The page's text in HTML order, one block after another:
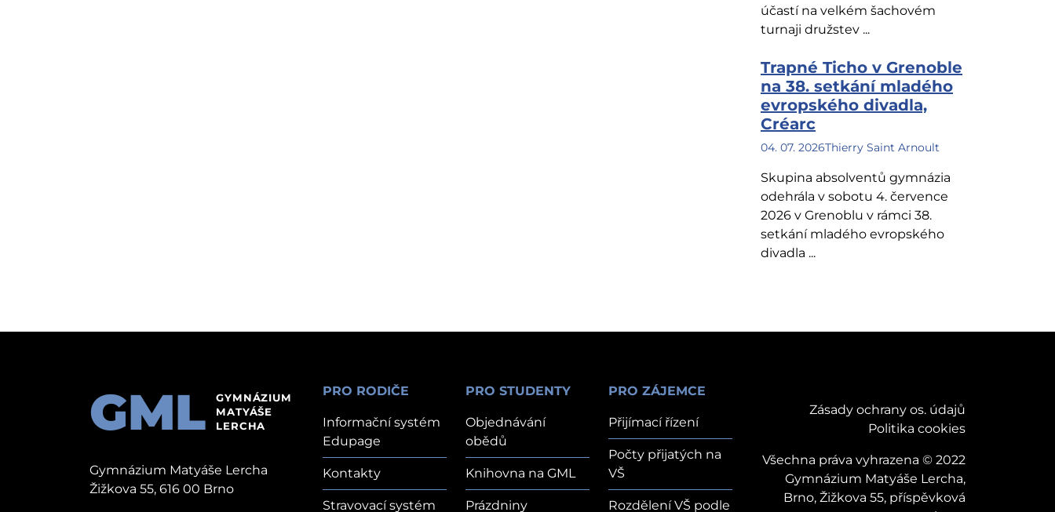
účastí na velkém šachovém
turnaji družstev ...
Trapné Ticho v Grenoble
na 38. setkání mladého
evropského divadla,
Créarc
04. 07. 2026Thierry Saint Arnoult
Skupina absolventů gymnázia
odehrála v sobotu 4. července
2026 v Grenoblu v rámci 38.
setkání mladého evropského
divadla ...
GML
GYMNÁZIUM
MATYÁŠE
LERCHA
Gymnázium Matyáše Lercha
Žižkova 55, 616 00 Brno
PRO RODIČE
Informační systém
Edupage
Kontakty
Stravovací systém
PRO STUDENTY
Objednávání
obědů
Knihovna na GML
Prázdniny
PRO ZÁJEMCE
Přijímací řízení
Počty přijatých na
VŠ
Rozdělení VŠ podle
Zásady ochrany os. údajů
Politika cookies
Všechna práva vyhrazena © 2022
Gymnázium Matyáše Lercha,
Brno, Žižkova 55, příspěvková